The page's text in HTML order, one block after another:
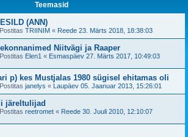
Teemasid
(ANN)
TRIINIM « Reede 23. Märts 2018, 18:38:03
Niitvägi ja Raaper
Elen1 « Esmaspäev 27. Märts 2017, 10:49:03
p) kes Mustjalas 1980 sügisel ehitamas oli
janelys « Laupäev 05. Jaanuar 2013, 15:26:01
järeltulijad
reetromet « Reede 30. Juuli 2010, 12:10:07